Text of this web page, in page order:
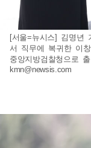
[서울=뉴시스] 김명년
서 직무에 복귀한 이
중앙지방검찰청으로
kmn@newsis.com